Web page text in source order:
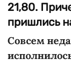
21,80.
пришлись
Совсем